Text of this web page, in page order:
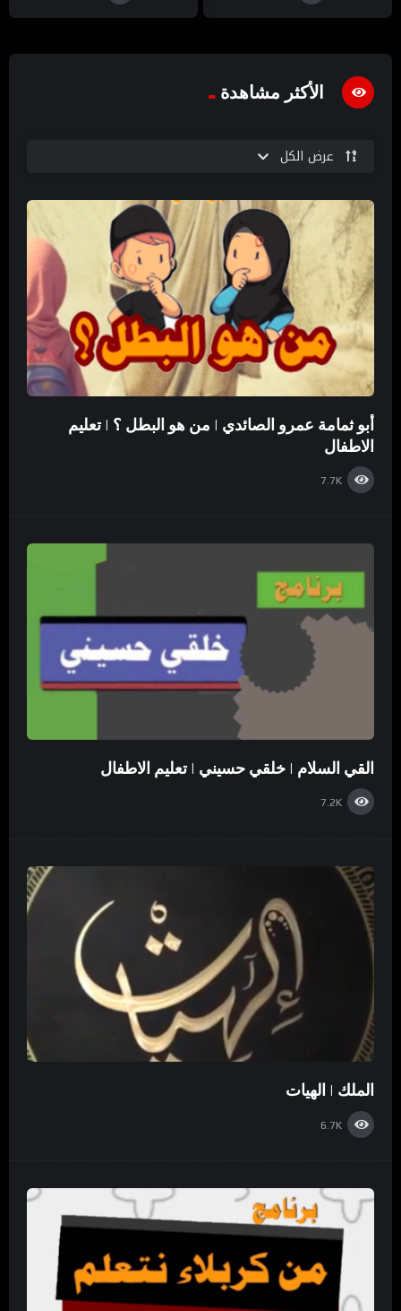
الأكثر مشاهدة
عرض الكل
أبو ثمامة عمرو الصائدي | من هو البطل ؟ | تعليم
الاطفال
7.7K
القي السلام | خلقي حسيني | تعليم الاطفال
7.2K
الملك | الهيات
6.7K